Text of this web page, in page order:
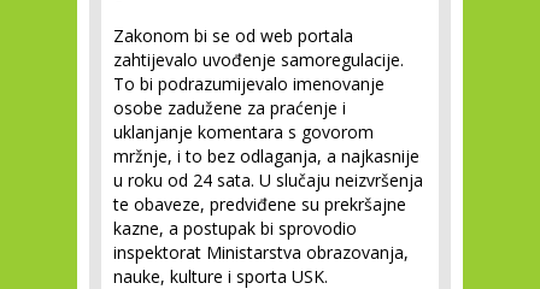
Zakonom bi se od web portala
zahtijevalo uvođenje samoregulacije.
To bi podrazumijevalo imenovanje
osobe zadužene za praćenje i
uklanjanje komentara s govorom
mržnje, i to bez odlaganja, a najkasnije
u roku od 24 sata. U slučaju neizvršenja
te obaveze, predviđene su prekršajne
kazne, a postupak bi sprovodio
inspektorat Ministarstva obrazovanja,
nauke, kulture i sporta USK.